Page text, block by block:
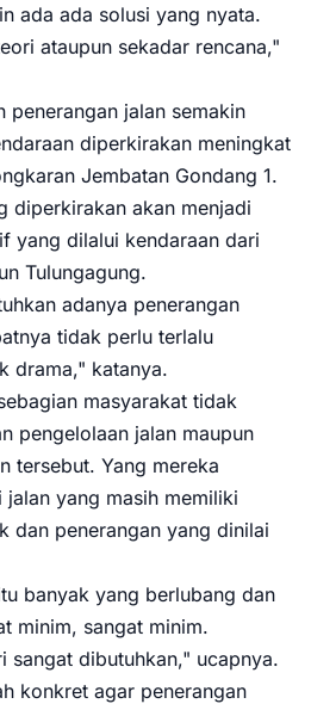
ada ada solusi yang nyata.
ataupun sekadar rencana,"
penerangan jalan semakin
diperkirakan meningkat
Jembatan Gondang 1.
diperkirakan akan menjadi
yang dilalui kendaraan dari
Tulungagung.
adanya penerangan
tidak perlu terlalu
drama," katanya.
masyarakat tidak
pengelolaan jalan maupun
tersebut. Yang mereka
yang masih memiliki
dan penerangan yang dinilai
banyak yang berlubang dan
minim, sangat minim.
sangat dibutuhkan," ucapnya.
konkret agar penerangan